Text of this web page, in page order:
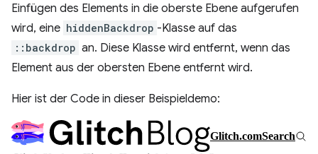
Einfügen des Elements in die oberste Ebene aufgerufen
wird, eine hiddenBackdrop -Klasse auf das
::backdrop an. Diese Klasse wird entfernt, wenn das
Element aus der obersten Ebene entfernt wird.
Hier ist der Code in dieser Beispieldemo: